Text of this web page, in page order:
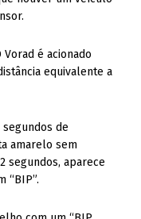
é acionado
equivalente a
de
amarelo sem
segundos, aparece
“BIP”.